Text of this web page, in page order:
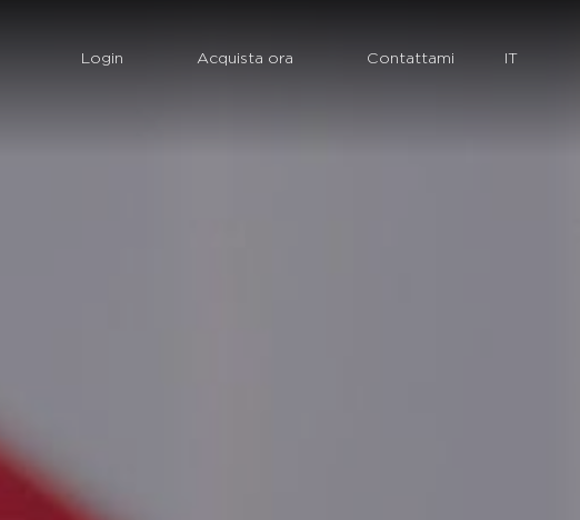
Login Acquista ora Contattami